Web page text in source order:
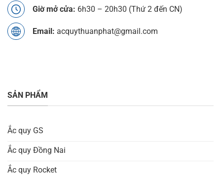
Giờ mở cửa: 6h30 – 20h30 (Thứ 2 đến CN)
Email: acquythuanphat@gmail.com
SẢN PHẨM
Ắc quy GS
Ắc quy Đồng Nai
Ắc quy Rocket